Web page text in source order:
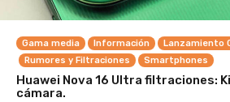
Gama media Información
Lanzamiento
Rumores y Filtraciones
Smartphones
Huawei Nova 16 Ultra filtraciones:
cámara.